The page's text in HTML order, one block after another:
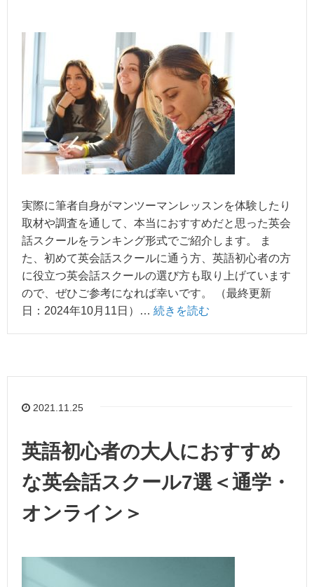
実際に筆者自身がマンツーマンレッスンを体験したり
取材や調査を通して、本当におすすめだと思った英会
話スクールをランキング形式でご紹介します。 ま
た、初めて英会話スクールに通う方、英語初心者の方
に役立つ英会話スクールの選び方も取り上げています
ので、ぜひご参考になれば幸いです。 （最終更新
日：2024年10月11日）… 続きを読む
2021.11.25
英語初心者の大人におすすめ
な英会話スクール7選＜通学・
オンライン＞